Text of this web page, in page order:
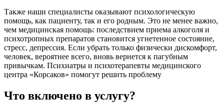
Также наши специалисты оказывают психологическую
помощь, как пациенту, так и его родным. Это не менее важно,
чем медицинская помощь: последствием приема алкоголя и
психотропных препаратов становится угнетенное состояние,
стресс, депрессия. Если убрать только физически дискомфорт,
человек, вероятнее всего, вновь вернется к пагубным
привычкам. Психиатры и психотерапевты медицинского
центра «Корсаков» помогут решить проблему
Что включено в услугу?